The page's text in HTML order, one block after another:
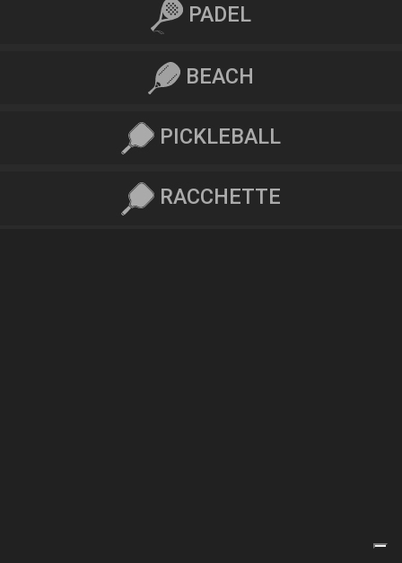
PADEL
BEACH
PICKLEBALL
RACCHETTE